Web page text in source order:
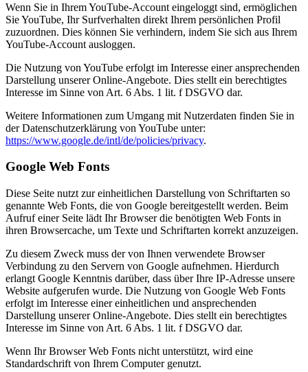
Wenn Sie in Ihrem YouTube-Account eingeloggt sind, ermöglichen
Sie YouTube, Ihr Surfverhalten direkt Ihrem persönlichen Profil
zuzuordnen. Dies können Sie verhindern, indem Sie sich aus Ihrem
YouTube-Account ausloggen.
Die Nutzung von YouTube erfolgt im Interesse einer ansprechenden
Darstellung unserer Online-Angebote. Dies stellt ein berechtigtes
Interesse im Sinne von Art. 6 Abs. 1 lit. f DSGVO dar.
Weitere Informationen zum Umgang mit Nutzerdaten finden Sie in
der Datenschutzerklärung von YouTube unter:
https://www.google.de/intl/de/policies/privacy.
Google Web Fonts
Diese Seite nutzt zur einheitlichen Darstellung von Schriftarten so
genannte Web Fonts, die von Google bereitgestellt werden. Beim
Aufruf einer Seite lädt Ihr Browser die benötigten Web Fonts in
ihren Browsercache, um Texte und Schriftarten korrekt anzuzeigen.
Zu diesem Zweck muss der von Ihnen verwendete Browser
Verbindung zu den Servern von Google aufnehmen. Hierdurch
erlangt Google Kenntnis darüber, dass über Ihre IP-Adresse unsere
Website aufgerufen wurde. Die Nutzung von Google Web Fonts
erfolgt im Interesse einer einheitlichen und ansprechenden
Darstellung unserer Online-Angebote. Dies stellt ein berechtigtes
Interesse im Sinne von Art. 6 Abs. 1 lit. f DSGVO dar.
Wenn Ihr Browser Web Fonts nicht unterstützt, wird eine
Standardschrift von Ihrem Computer genutzt.